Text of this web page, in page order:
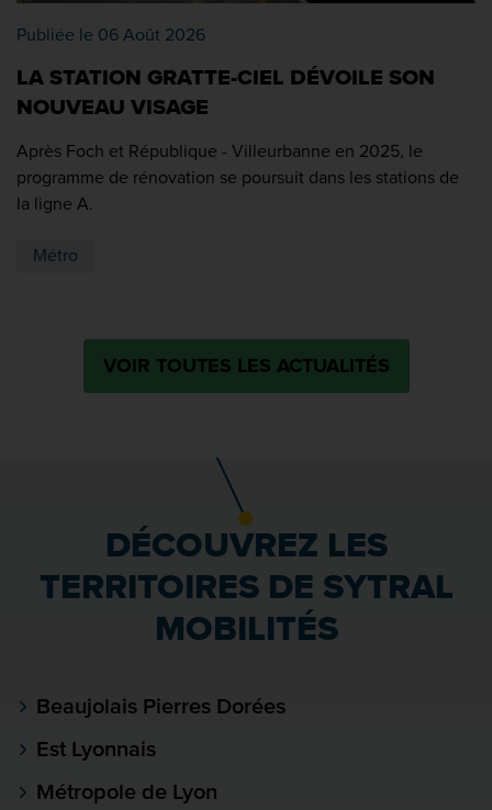
Publiée le 06 Août 2026
LA STATION GRATTE-CIEL DÉVOILE SON
NOUVEAU VISAGE
Après Foch et République - Villeurbanne en 2025, le
programme de rénovation se poursuit dans les stations de
la ligne A.
Métro
VOIR TOUTES LES ACTUALITÉS
DÉCOUVREZ LES
TERRITOIRES DE SYTRAL
MOBILITÉS
Beaujolais Pierres Dorées
Est Lyonnais
Métropole de Lyon